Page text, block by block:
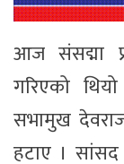
आज संसद्मा
गरिएको
सभामुख
हटाए । सांसद